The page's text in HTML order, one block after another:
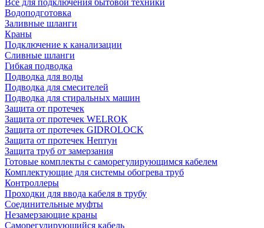
Водоподготовка
Заливные шланги
Краны
Подключение к канализации
Сливные шланги
Гибкая подводка
Подводка для воды
Подводка для смесителей
Подводка для стиральных машин
Защита от протечек
Защита от протечек WELROK
Защита от протечек GIDROLOCK
Защита от протечек Нептун
Защита труб от замерзания
Готовые комплекты с саморегулирующимся кабелем
Комплектующие для системы обогрева труб
Контроллеры
Проходки для ввода кабеля в трубу
Соединительные муфты
Незамерзающие краны
Саморегулирующийся кабель